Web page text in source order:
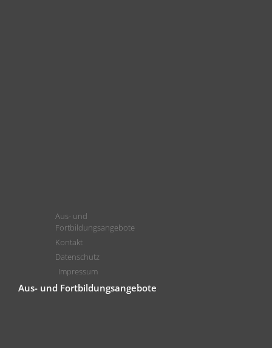
Aus- und
Fortbildungsangebote
Kontakt
Datenschutz
Impressum
Aus- und Fortbildungsangebote